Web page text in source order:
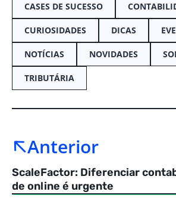
CASES DE SUCESSO
CURIOSIDADES DICAS
NOTÍCIAS NOVIDADES
TRIBUTÁRIA
Anterior
ScaleFactor: Diferenciar
de online é urgente